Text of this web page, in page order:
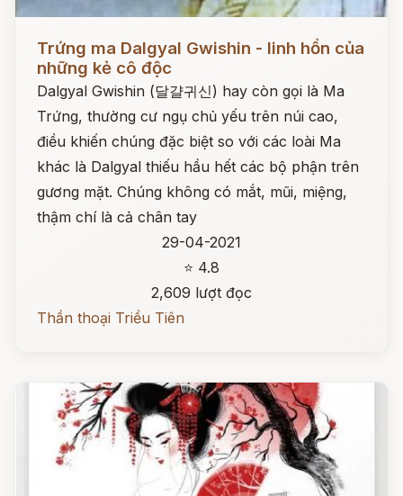
Trứng ma Dalgyal Gwishin - linh hồn của
những kẻ cô độc
Dalgyal Gwishin (달걀귀신) hay còn gọi là Ma
Trứng, thường cư ngụ chủ yếu trên núi cao,
điều khiến chúng đặc biệt so với các loài Ma
khác là Dalgyal thiếu hầu hết các bộ phận trên
gương mặt. Chúng không có mắt, mũi, miệng,
thậm chí là cả chân tay
29-04-2021
⭐ 4.8
2,609 lượt đọc
Thần thoại Triều Tiên